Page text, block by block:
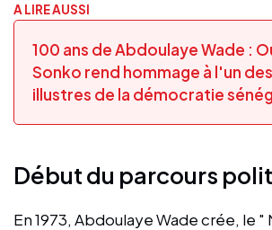
A LIRE AUSSI
100 ans de Abdoulaye Wade :
Sonko rend hommage à l'un
illustres de la démocratie
Début du parcours
En 1973, Abdoulaye Wade crée, le